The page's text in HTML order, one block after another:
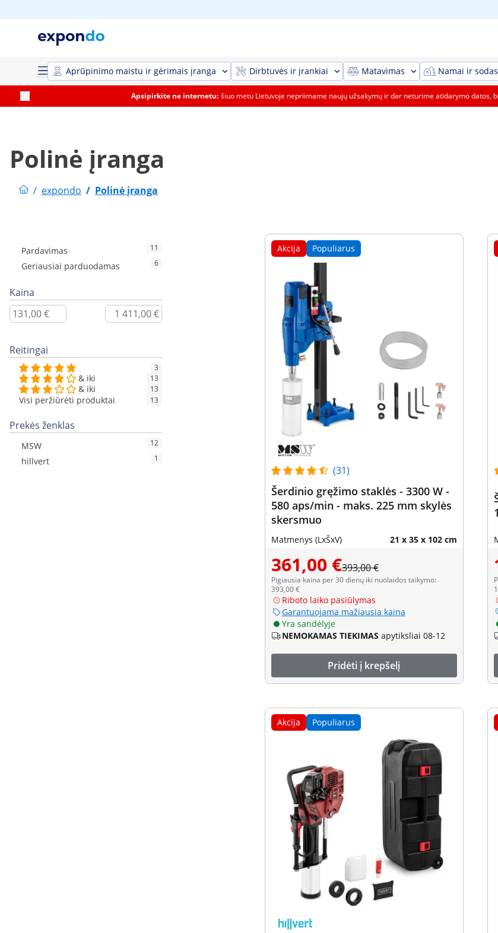
Aprūpinimo maistu ir gėrimais įranga Dirbtuvės ir įrankiai Matavimas Namai ir sodas
Apsipirkite ne internetu: šiuo metu Lietuvoje nepriimame naujų užsakymų ir dar neturime atidarymo datos,
Polinė įranga
/ expondo / Polinė įranga
Pardavimas 11
Geriausiai parduodamas 6
Kaina
Reitingai
3
& iki 13
& iki 13
Visi peržiūrėti produktai 13
Prekės ženklas
MSW 12
hillvert 1
Akcija Populiarus
(31)
Šerdinio gręžimo staklės - 3300 W -
580 aps/min - maks. 225 mm skylės
skersmuo
Matmenys (LxŠxV) 21 x 35 x 102 cm
361,00 €393,00 €
Pigiausia kaina per 30 dienų iki nuolaidos taikymo:
393,00 €
Riboto laiko pasiūlymas
Garantuojama mažiausia kaina
Yra sandėlyje
NEMOKAMAS TIEKIMAS apytiksliai 08-12
Pridėti į krepšelį
Akcija Populiarus